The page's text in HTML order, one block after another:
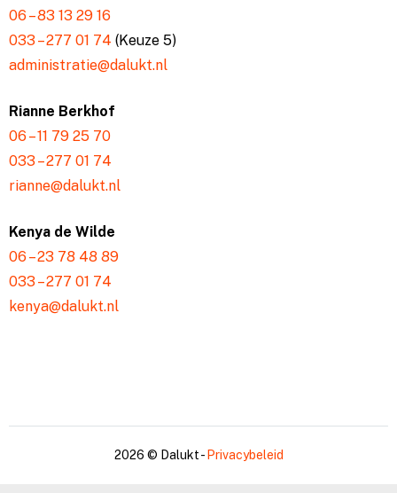
06 – 83 13 29 16
033 – 277 01 74 (Keuze 5)
administratie@dalukt.nl
Rianne Berkhof
06 – 11 79 25 70
033 – 277 01 74
rianne@dalukt.nl
Kenya de Wilde
06 – 23 78 48 89
033 – 277 01 74
kenya@dalukt.nl
2026 © Dalukt - Privacybeleid